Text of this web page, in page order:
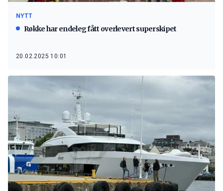
NYTT
Røkke har endeleg fått overlevert superskipet
20.02.2025 10:01